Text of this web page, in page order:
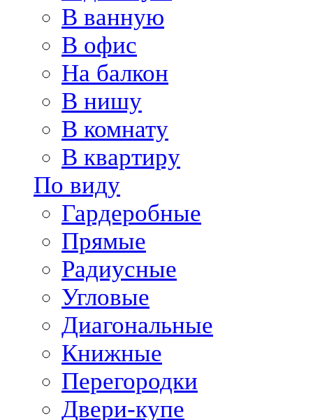
В ванную
В офис
На балкон
В нишу
В комнату
В квартиру
По виду
Гардеробные
Прямые
Радиусные
Угловые
Диагональные
Книжные
Перегородки
Двери-купе